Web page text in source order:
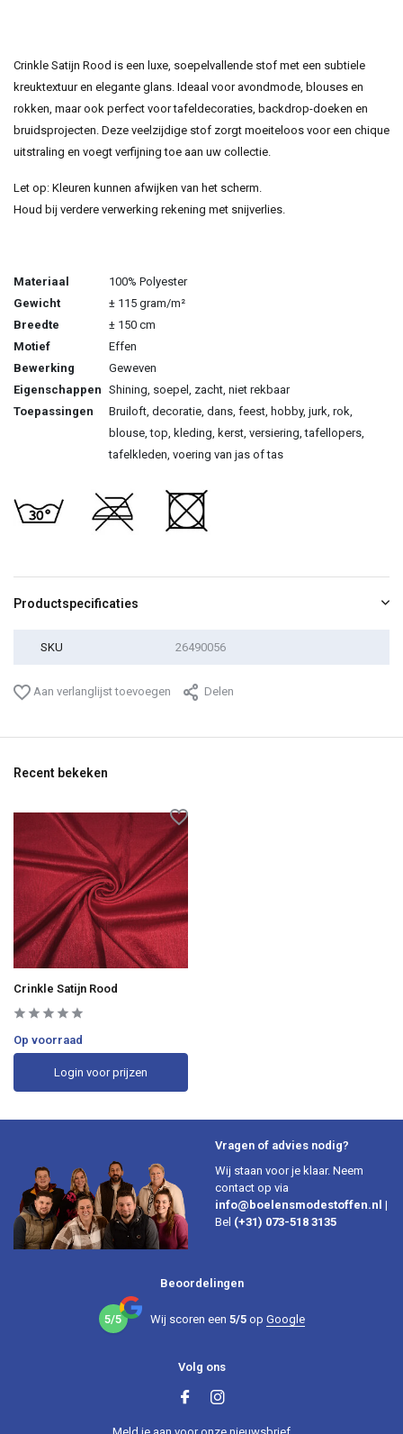
Crinkle Satijn Rood is een luxe, soepelvallende stof met een subtiele
kreuktextuur en elegante glans. Ideaal voor avondmode, blouses en
rokken, maar ook perfect voor tafeldecoraties, backdrop-doeken en
bruidsprojecten. Deze veelzijdige stof zorgt moeiteloos voor een chique
uitstraling en voegt verfijning toe aan uw collectie.
Let op: Kleuren kunnen afwijken van het scherm.
Houd bij verdere verwerking rekening met snijverlies.
Materiaal
100% Polyester
Gewicht
± 115 gram/m²
Breedte
± 150 cm
Motief
Effen
Bewerking
Geweven
Eigenschappen Shining, soepel, zacht, niet rekbaar
Toepassingen
Bruiloft, decoratie, dans, feest, hobby, jurk, rok,
blouse, top, kleding, kerst, versiering, tafellopers,
tafelkleden, voering van jas of tas
Productspecificaties
SKU 26490056
Aan verlanglijst toevoegen Delen
Recent bekeken
Crinkle Satijn Rood
Op voorraad
Login voor prijzen
Vragen of advies nodig?
Wij staan voor je klaar. Neem
contact op via
info@boelensmodestoffen.nl |
Bel (+31) 073-518 3135
Beoordelingen
5/5 Wij scoren een 5/5op Google
Volg ons